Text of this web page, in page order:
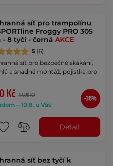
síť pro trampolínu
Froggy PRO 305
- 8 tyčí - černáAKCE
5 (6)
síť pro bezpečné skákání,
a snadná montáž, pojistka pro
Kč 1 590 Kč
– 10.8. u Vás
-38%
Detail
síť bez tyčí k